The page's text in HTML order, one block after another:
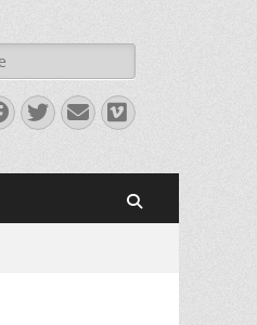
:
Twitter
E-
mail
Vimeo